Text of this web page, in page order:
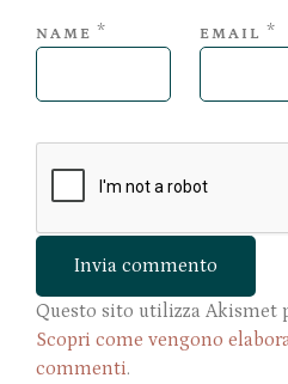
NAME * EMAIL *
Questo sito utilizza Akismet
Scopri come vengono
commenti.